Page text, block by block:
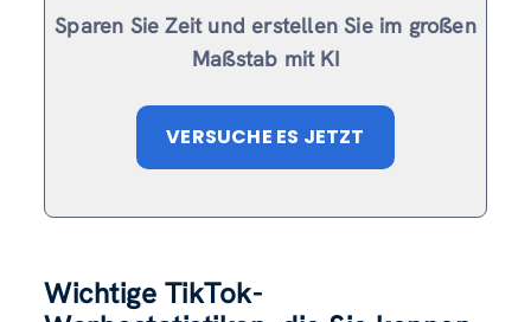
Sparen Sie Zeit und erstellen Sie im großen
Maßstab mit KI
VERSUCHE ES JETZT
Wichtige TikTok-